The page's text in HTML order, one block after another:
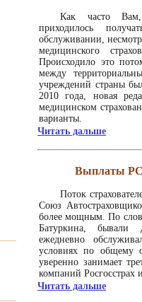
Как часто
приходилось
обслуживании,
медицинского
Происходило это
между
учреждений страны
2010 года, новая
медицинском
варианты.
Читать дальше
Выплаты
Поток
Союз
более мощным. По
Батуркина, бывали
ежедневно
условиях по общему
уверенно занимает
компаний Росгосстрах
Читать дальше